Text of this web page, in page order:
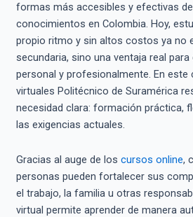
formas más accesibles y efectivas
conocimientos en Colombia. Hoy,
propio ritmo y sin altos costos ya no
secundaria, sino una ventaja real
personal y profesionalmente. En
virtuales Politécnico de Suramérica
necesidad clara: formación práctica,
las exigencias actuales.
Gracias al auge de los cursos online,
personas pueden fortalecer sus
el trabajo, la familia u otras
virtual permite aprender de manera